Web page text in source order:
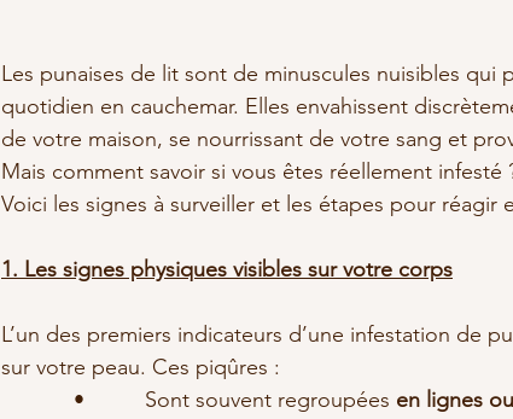
Les punaises de lit sont de minuscules nuisibles
quotidien en cauchemar. Elles envahissent
de votre maison, se nourrissant de votre sang et
Mais comment savoir si vous êtes réellement infesté
Voici les signes à surveiller et les étapes pour réagir
1. Les signes physiques visibles sur votre corps
L’un des premiers indicateurs d’une infestation de
sur votre peau. Ces piqûres :
•          Sont souvent regroupées en lignes